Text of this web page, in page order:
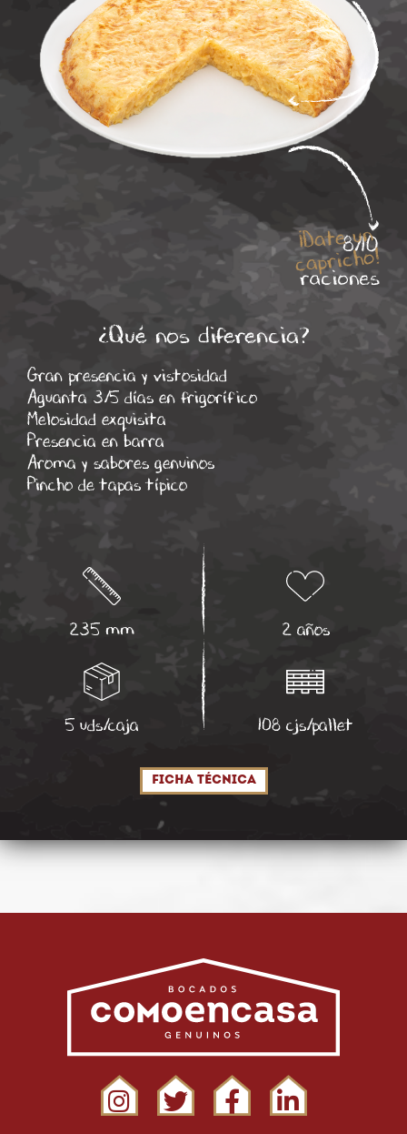
8/10
raciones
¡Date un
capricho!
¿Qué nos diferencia?
Gran presencia y vistosidad
Aguanta 3/5 días en frigorífico
Melosidad exquisita
Presencia en barra
Aroma y sabores genuinos
Pincho de tapas típico
235 mm 2 años
5 uds/caja 108 cjs/pallet
Ficha técnica